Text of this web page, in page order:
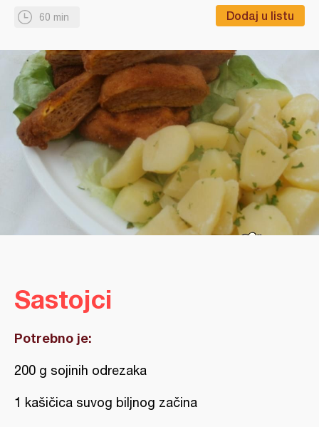
60 min Dodaj u listu
Sastojci
Potrebno je:
200 g sojinih odrezaka
1 kašičica suvog biljnog začina